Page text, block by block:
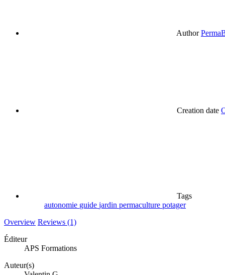
Author
Creation date
Tags
autonomie guide jardin permaculture potager
Overview Reviews (1)
Éditeur
APS Formations
Auteur(s)